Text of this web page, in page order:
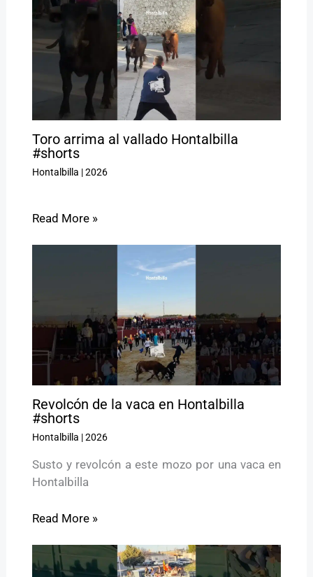
Toro arrima al vallado Hontalbilla
#shorts
Hontalbilla |2026
Read More »
Revolcón de la vaca en Hontalbilla
#shorts
Hontalbilla |2026
Susto y revolcón a este mozo por una vaca en
Hontalbilla
Read More »